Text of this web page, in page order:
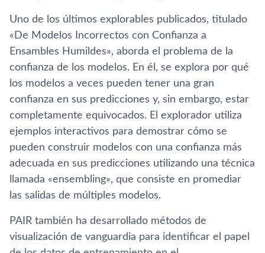
Uno de los últimos explorables publicados, titulado
«De Modelos Incorrectos con Confianza a
Ensambles Humildes», aborda el problema de la
confianza de los modelos. En él, se explora por qué
los modelos a veces pueden tener una gran
confianza en sus predicciones y, sin embargo, estar
completamente equivocados. El explorador utiliza
ejemplos interactivos para demostrar cómo se
pueden construir modelos con una confianza más
adecuada en sus predicciones utilizando una técnica
llamada «ensembling», que consiste en promediar
las salidas de múltiples modelos.
PAIR también ha desarrollado métodos de
visualización de vanguardia para identificar el papel